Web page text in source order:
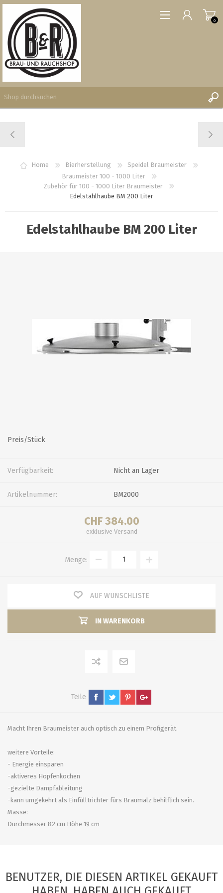
WUNSCHLISTE
0
Home Bierherstellung
Speidel Braumeister
Braumeister 100 - 1000 Liter
Zubehör für 100 - 1000 Liter Braumeister
Edelstahlhaube BM 200 Liter
Edelstahlhaube BM 200 Liter
Preis/Stück
Verfügbarkeit: Nicht an Lager
Artikelnummer: BM2000
CHF 384.00
exklusive Versand
Menge:
AUF WUNSCHLISTE
IN WARENKORB
Teile
Macht Ihren Braumeister auch optisch zu einem Profigerät.
weitere Vorteile:
- Energie einsparen
-aktiveres Hopfenkochen
-gezielte Dampfableitung
-kann umgekehrt als Einfülltrichter fürs Braumalz behilflich sein.
Masse:
Durchmesser 82 cm Höhe 19 cm
BENUTZER, DIE DIESEN ARTIKEL GEKAUFT